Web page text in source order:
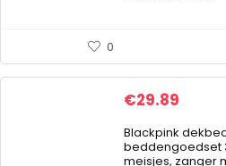
0
€29.89
Blackpink
beddengoedset
meisjes, zanger